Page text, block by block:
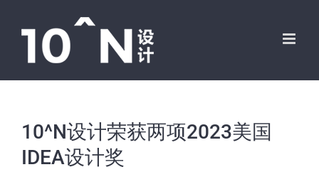
10^N设计荣获两项2023美国
IDEA设计奖